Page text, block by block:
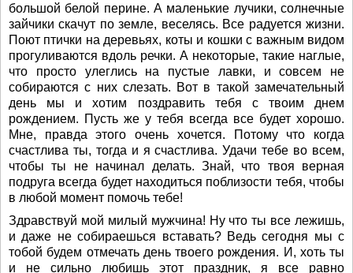
большой белой перине. А маленькие лучики, солнечные
зайчики скачут по земле, веселясь. Все радуется жизни.
Поют птички на деревьях, коты и кошки с важным видом
прогуливаются вдоль речки. А некоторые, такие наглые,
что просто улеглись на пустые лавки, и совсем не
собираются с них слезать. Вот в такой замечательный
день мы и хотим поздравить тебя с твоим днем
рождением. Пусть же у тебя всегда все будет хорошо.
Мне, правда этого очень хочется. Потому что когда
счастлива ты, тогда и я счастлива. Удачи тебе во всем,
чтобы ты не начинал делать. Знай, что твоя верная
подруга всегда будет находиться поблизости тебя, чтобы
в любой момент помочь тебе!
Здравствуй мой милый мужчина! Ну что ты все лежишь,
и даже не собираешься вставать? Ведь сегодня мы с
тобой будем отмечать день твоего рождения. И, хоть ты
и не сильно любишь этот праздник, я все равно